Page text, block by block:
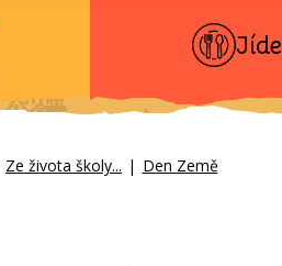
Ze života školy... | Den Země